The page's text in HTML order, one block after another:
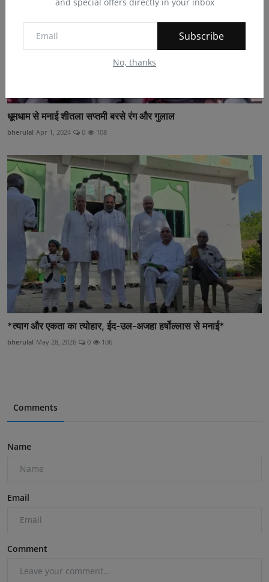
Subscribe
No, thanks
धूमधाम से मनाई शीतला सप्तमी बरसे रंग और गुलाल
bherulal Apr 1, 2024 0 108
*त्याग और एकता का त्योहार, ईद-उल-अजहा हर्षोल्लास से मनाई*
bherulal May 28, 2026 0 106
Comments
Name
Email
Comment